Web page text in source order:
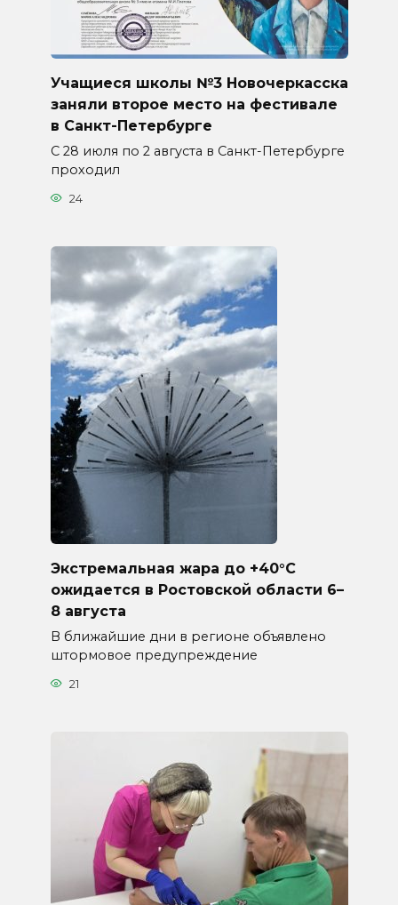
Учащиеся школы №3 Новочеркасска
заняли второе место на фестивале
в Санкт-Петербурге
С 28 июля по 2 августа в Санкт-Петербурге
проходил
24
Экстремальная жара до +40°C
ожидается в Ростовской области 6–
8 августа
В ближайшие дни в регионе объявлено
штормовое предупреждение
21